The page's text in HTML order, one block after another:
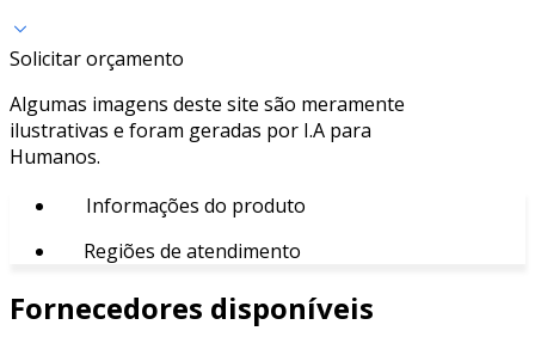
Solicitar orçamento
Algumas imagens deste site são meramente
ilustrativas e foram geradas por I.A para
Humanos.
Informações do produto
Regiões de atendimento
Fornecedores disponíveis